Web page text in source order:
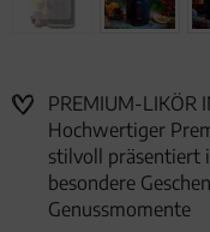
PREMIUM-LIKÖR
Hochwertiger
stilvoll präsentiert
besondere
Genussmomente